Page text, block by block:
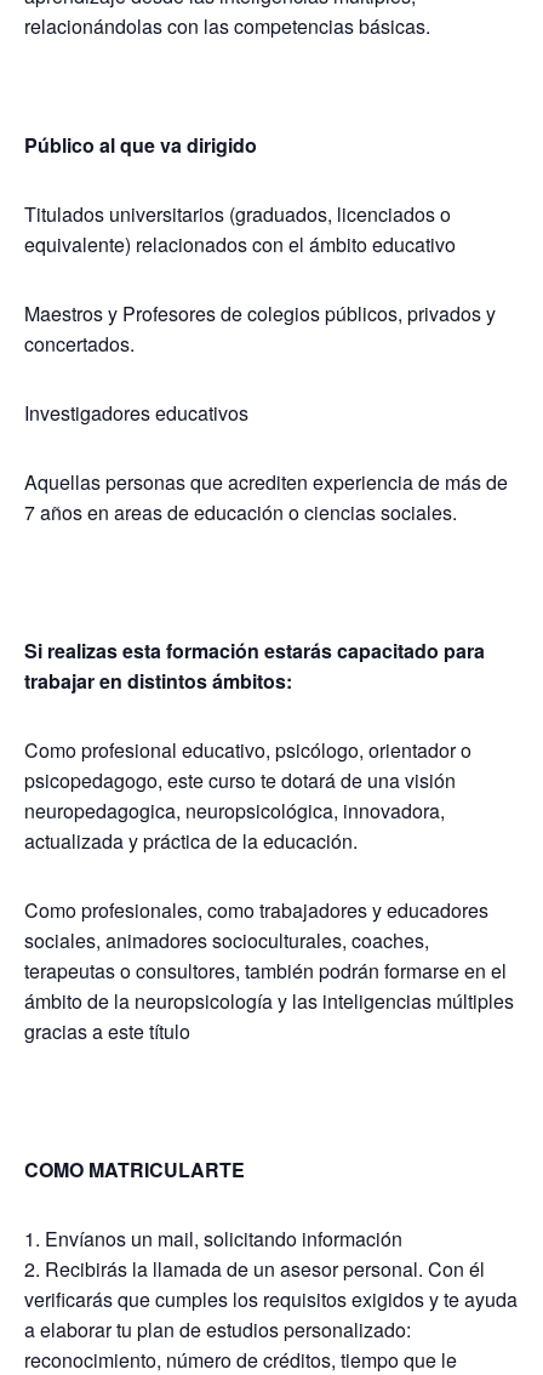
relacionándolas con las competencias básicas.
Público al que va dirigido
Titulados universitarios (graduados, licenciados o
equivalente) relacionados con el ámbito educativo
Maestros y Profesores de colegios públicos, privados y
concertados.
Investigadores educativos
Aquellas personas que acrediten experiencia de más de
7 años en areas de educación o ciencias sociales.
Si realizas esta formación estarás capacitado para
trabajar en distintos ámbitos:
Como profesional educativo, psicólogo, orientador o
psicopedagogo, este curso te dotará de una visión
neuropedagogica, neuropsicológica, innovadora,
actualizada y práctica de la educación.
Como profesionales, como trabajadores y educadores
sociales, animadores socioculturales, coaches,
terapeutas o consultores, también podrán formarse en el
ámbito de la neuropsicología y las inteligencias múltiples
gracias a este título
COMO MATRICULARTE
Envíanos un mail, solicitando información
Recibirás la llamada de un asesor personal. Con él
verificarás que cumples los requisitos exigidos y te ayuda
a elaborar tu plan de estudios personalizado:
reconocimiento, número de créditos, tiempo que le